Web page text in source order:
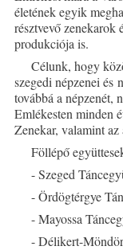
életének egyik
résztvevő zenekarok
produkciója is.
Célunk, hogy
szegedi népzenei és
továbbá a népzenét,
Emlékesten minden
Zenekar, valamint
Föllépő
- Szeged
- Ördögtérgye
- Mayossa
- Délikert-